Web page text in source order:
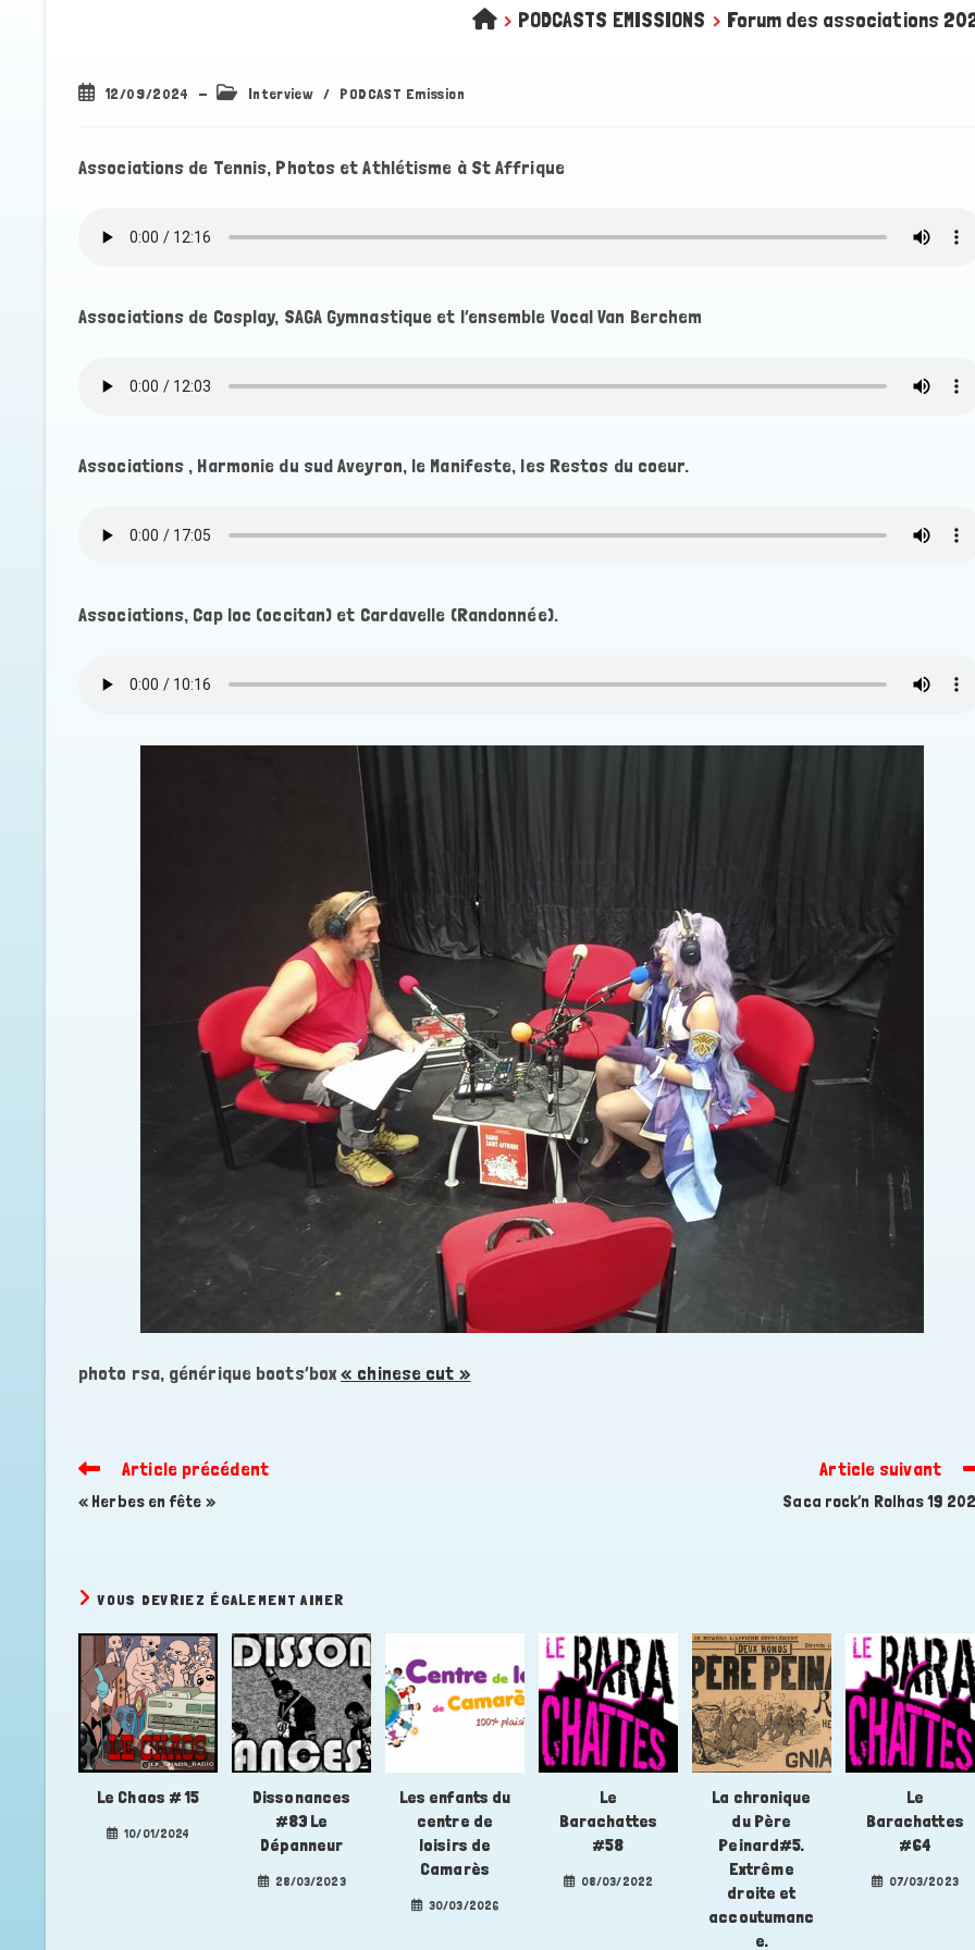
> PODCASTS EMISSIONS > Forum des associations
Publication
12/09/2024
Post Interview / PODCAST Emission
Associations de Tennis, Photos et Athlétisme à St Affrique
Associations de Cosplay, SAGA Gymnastique et l’ensemble Vocal Van Berchem
Associations , Harmonie du sud Aveyron, le Manifeste, les Restos du coeur.
Associations, Cap loc (occitan) et Cardavelle (Randonnée).
photo rsa, générique boots’box« chinese cut »
Read
articles
Article précédent
« Herbes en fête »
Article suivant
Saca rock’n Rolhas 19
VOUS DEVRIEZ ÉGALEMENT AIMER
Le Chaos # 15
10/01/2024
Dissonances
#83 Le
Dépanneur
28/03/2023
Les enfants du
centre de
loisirs de
Camarès
30/03/2026
Le
Barachattes
#58
08/03/2022
La chronique
du Père
Peinard#5.
Extrême
droite et
accoutumanc
e.
Le
Barachattes
#64
07/03/2023